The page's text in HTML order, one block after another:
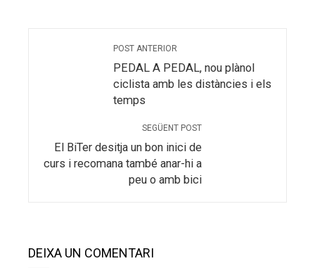
POST ANTERIOR
PEDAL A PEDAL, nou plànol
ciclista amb les distàncies i els
temps
SEGÜENT POST
El BiTer desitja un bon inici de
curs i recomana també anar-hi a
peu o amb bici
DEIXA UN COMENTARI